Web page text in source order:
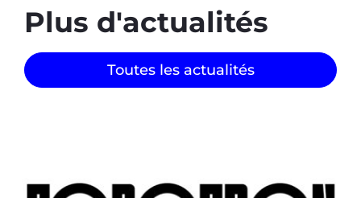
Plus d'actualités
Toutes les actualités